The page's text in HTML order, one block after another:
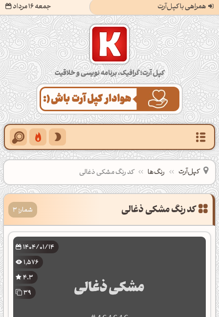
همراهی با کپل‌آرت جمعه 16 مرداد
کپل‌آرت؛ گرافیک، برنامه‌نویسی و خلاقیت
کپل‌آرت رنگ‌ها کد رنگ مشکی ذغالی
شمار: 3
1404/01/14
1,576
4.3
39